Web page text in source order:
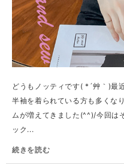
どうもノッティです( *´艸｀)最
半袖を着られている方も多くな
ムが増えてきました(^^)/今回は
ック...
続きを読む